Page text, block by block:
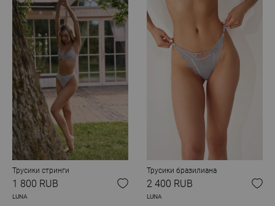
Трусики стринги
1 800 RUB
LUNA
Трусики бразилиана
2 400 RUB
LUNA